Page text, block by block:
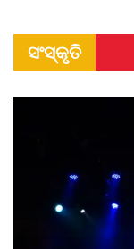
ସଂସ୍କୃତି